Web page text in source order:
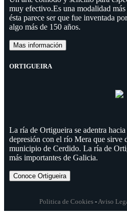
muy efectivo.Es una modalidad
ésta parece ser que fue inventada
algo más de 150 años.
Mas información
ORTIGUEIRA
La ría de Ortigueira se adentra
depresión con el río Mera que sirve
municipio de Cerdido. La ría de
más importantes de Galicia.
Conoce Ortigueira
Politica de Cookies- Aviso